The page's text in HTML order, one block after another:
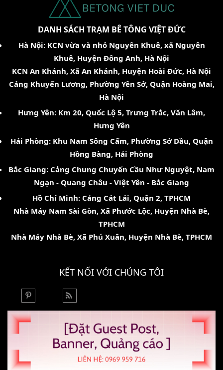
DANH SÁCH TRẠM BÊ TÔNG VIỆT ĐỨC
Hà Nội: KCN vừa và nhỏ Nguyên Khuê, xã Nguyên
Khuê, Huyện Đông Anh, Hà Nội
KCN An Khánh, Xã An Khánh, Huyện Hoài Đức, Hà Nội
Cảng Khuyến Lương, Phường Yên Sở, Quận Hoàng Mai,
Hà Nội
Hưng Yên: Km 20, Quốc Lộ 5, Trưng Trắc, Văn Lâm,
Hưng Yên
Hải Phòng: Khu Nam Sông Cấm, Phường Sở Dầu, Quận
Hồng Bàng, Hải Phòng
Bắc Giang: Cảng Chung Chuyển Cầu Như Nguyệt, Nam
Ngạn - Quang Châu - Việt Yên - Bắc Giang
Hồ Chí Minh: Cảng Cát Lái, Quận 2, TPHCM
Nhà Máy Nam Sài Gòn, Xã Phước Lộc, Huyện Nhà Bè,
TPHCM
Nhà Máy Nhà Bè, Xã Phú Xuân, Huyện Nhà Bè, TPHCM
KẾT NỐI VỚI CHÚNG TÔI